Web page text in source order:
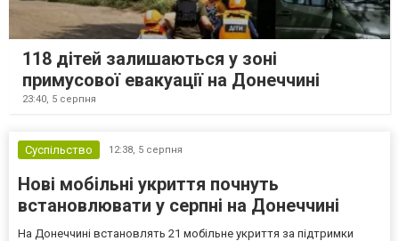
118 дітей залишаються у зоні
примусової евакуації на Донеччині
23:40, 5 серпня
Суспільство 12:38, 5 серпня
Нові мобільні укриття почнуть
встановлювати у серпні на Донеччині
На Донеччині встановлять 21 мобільне укриття за підтримки